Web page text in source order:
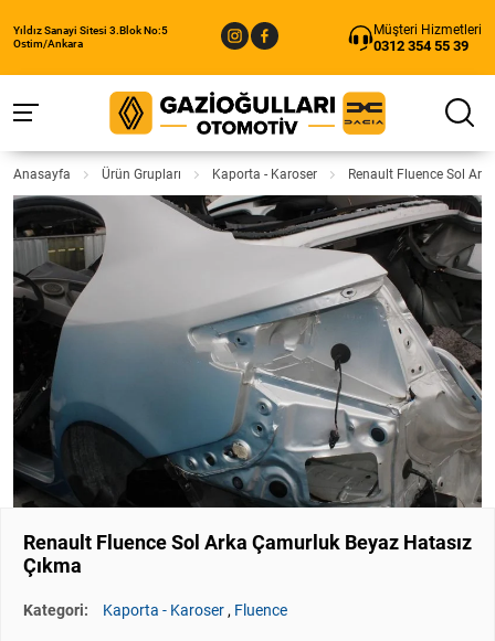
Yıldız Sanayi Sitesi 3.Blok No:5
Ostim/Ankara
Müşteri Hizmetleri
0312 354 55 39
Anasayfa Ürün Grupları Kaporta - Karoser Renault Fluence Sol
Renault Fluence Sol Arka Çamurluk Beyaz Hatasız
Çıkma
Kategori: Kaporta - Karoser , Fluence